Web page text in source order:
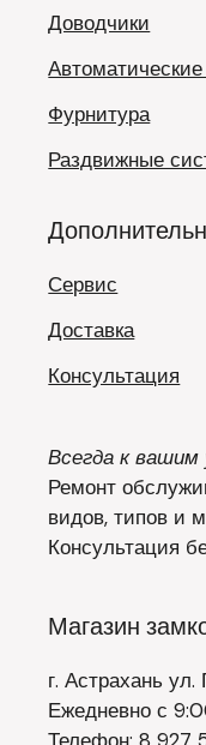
Доводчики
Автоматические
Фурнитура
Раздвижные
Сервис
Доставка
Консультация
Всегда к вашим
Ремонт
видов, типов и
Консультация
Магазин
г. Астрахань
Ежедневно с